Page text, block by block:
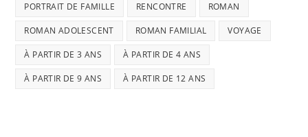
PORTRAIT DE FAMILLE RENCONTRE ROMAN
ROMAN ADOLESCENT ROMAN FAMILIAL VOYAGE
À PARTIR DE 3 ANS À PARTIR DE 4 ANS
À PARTIR DE 9 ANS À PARTIR DE 12 ANS